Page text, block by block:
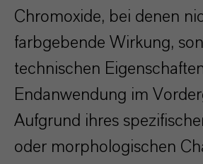
Chromoxide, bei denen
farbgebende Wirkung,
technischen
Endanwendung im
Aufgrund ihres
oder morphologischen